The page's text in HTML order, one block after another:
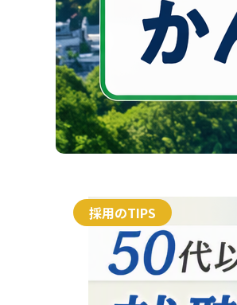
採用のTIPS